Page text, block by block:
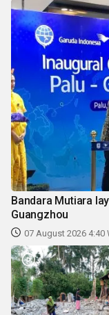
Bandara Mutiara
Guangzhou
07 August 2026 4:40